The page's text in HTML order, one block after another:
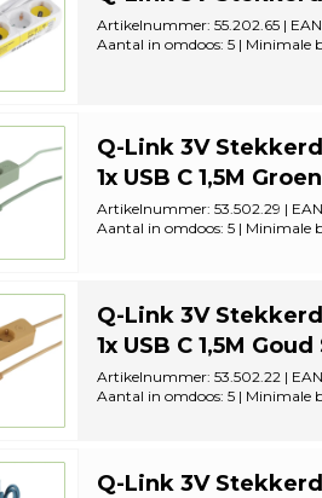
Artikelnummer: 55.202.65 |
Aantal in omdoos: 5 | Minimale
Q-Link 3V
1x USB C 1,5M
Artikelnummer: 53.502.29 |
Aantal in omdoos: 5 | Minimale
Q-Link 3V
1x USB C 1,5M
Artikelnummer: 53.502.22 | EAN:
Aantal in omdoos: 5 | Minimale
Q-Link 3V